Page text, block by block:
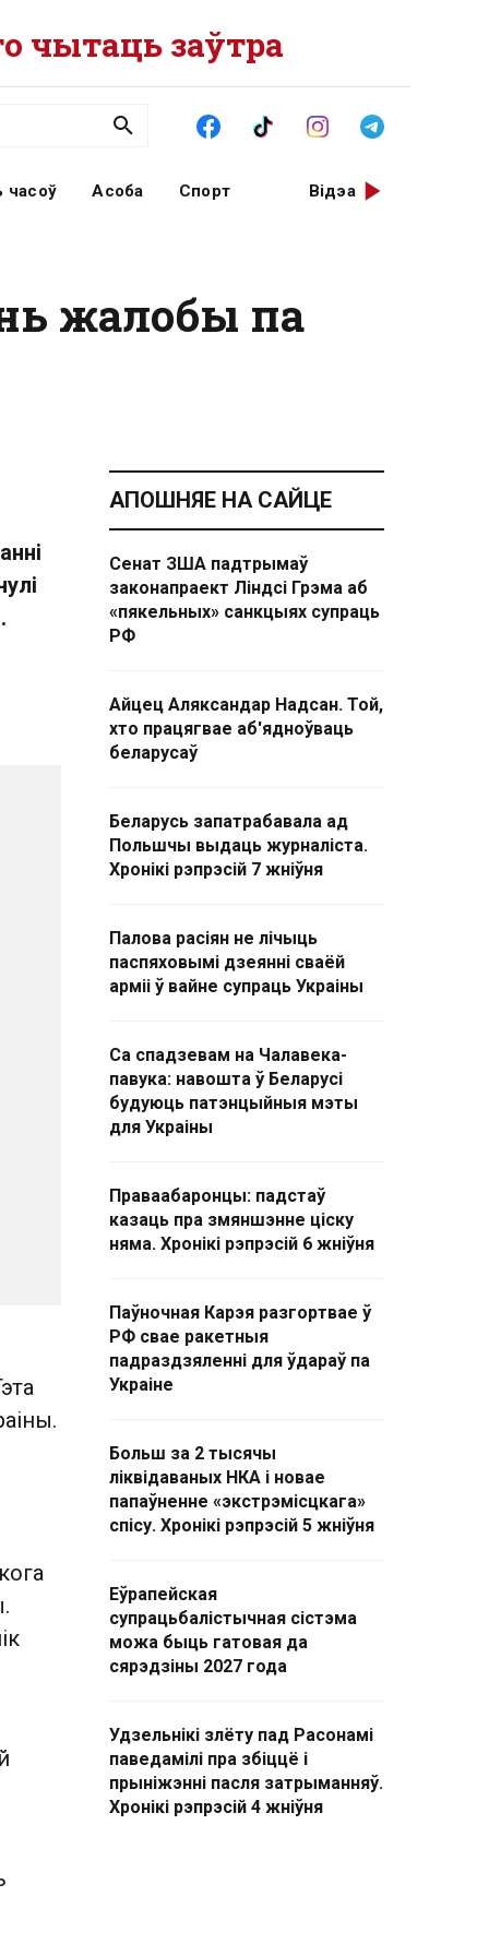
чытаць заўтра
часоў Асоба Спорт Відэа
жалобы па
АПОШНЯЕ НА САЙЦЕ
Сенат ЗША падтрымаў
законапраект Ліндсі Грэма аб
«пякельных» санкцыях супраць
РФ
Айцец Аляксандар Надсан. Той,
хто працягвае аб'ядноўваць
беларусаў
Беларусь запатрабавала ад
Польшчы выдаць журналіста.
Хронікі рэпрэсій 7 жніўня
Палова расіян не лічыць
паспяховымі дзеянні сваёй
арміі ў вайне супраць Украіны
Са спадзевам на Чалавека-
павука: навошта ў Беларусі
будуюць патэнцыйныя мэты
для Украіны
Праваабаронцы: падстаў
казаць пра змяншэнне ціску
няма. Хронікі рэпрэсій 6 жніўня
Паўночная Карэя разгортвае ў
РФ свае ракетныя
падраздзяленні для ўдараў па
Украіне
Больш за 2 тысячы
ліквідаваных НКА і новае
папаўненне «экстрэмісцкага»
спісу. Хронікі рэпрэсій 5 жніўня
Еўрапейская
супрацьбалістычная сістэма
можа быць гатовая да
сярэдзіны 2027 года
Удзельнікі злёту пад Расонамі
паведамілі пра збіццё і
прыніжэнні пасля затрыманняў.
Хронікі рэпрэсій 4 жніўня